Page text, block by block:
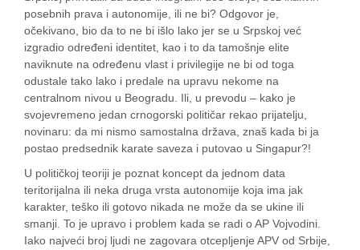
posebnih prava i autonomije, ili ne bi? Odgovor je,
očekivano, bio da to ne bi išlo lako jer se u Srpskoj već
izgradio određeni identitet, kao i to da tamošnje elite
naviknute na određenu vlast i privilegije ne bi od toga
odustale tako lako i predale na upravu nekome na
centralnom nivou u Beogradu. Ili, u prevodu – kako je
svojevremeno jedan crnogorski političar rekao prijatelju,
novinaru: da mi nismo samostalna država, znaš kada bi ja
postao predsednik karate saveza i putovao u Singapur?!
U političkoj teoriji je poznat koncept da jednom data
teritorijalna ili neka druga vrsta autonomije koja ima jak
karakter, teško ili gotovo nikada ne može da se ukine ili
smanji. To je upravo i problem kada se radi o AP Vojvodini.
Iako najveći broj ljudi ne zagovara otcepljenje APV od Srbije,